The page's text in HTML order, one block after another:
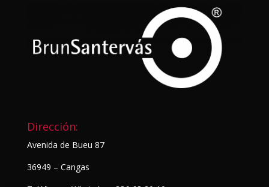
Dirección:
Avenida de Bueu 87
36949 – Cangas